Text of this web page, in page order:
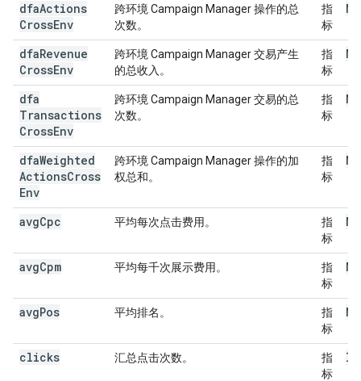
dfaActions
CrossEnv
跨环境 Campaign Manager 操作的总
次数。
指
标
dfaRevenue
CrossEnv
跨环境 Campaign Manager 交易产生
的总收入。
指
标
dfa
Transactions
CrossEnv
跨环境 Campaign Manager 交易的总
次数。
指
标
dfaWeighted
ActionsCross
Env
跨环境 Campaign Manager 操作的加
权总和。
指
标
avgCpc 平均每次点击费用。
指
标
avgCpm 平均每千次展示费用。
指
标
avgPos 平均排名。
指
标
clicks 汇总点击次数。
指
标